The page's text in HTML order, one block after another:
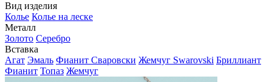
Вид изделия
Колье Колье на леске
Металл
Золото Серебро
Вставка
Агат Эмаль Фианит Сваровски Жемчуг Swarovski Бриллиант
Фианит Топаз Жемчуг